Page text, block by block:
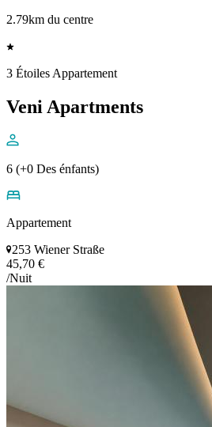
2.79km du centre
3 Étoiles Appartement
Veni Apartments
6 (+0 Des énfants)
Appartement
253 Wiener Straße
45,70 €
/Nuit